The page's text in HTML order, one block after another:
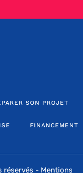
SON PROJET
FINANCEMENT
réservés - Mentions